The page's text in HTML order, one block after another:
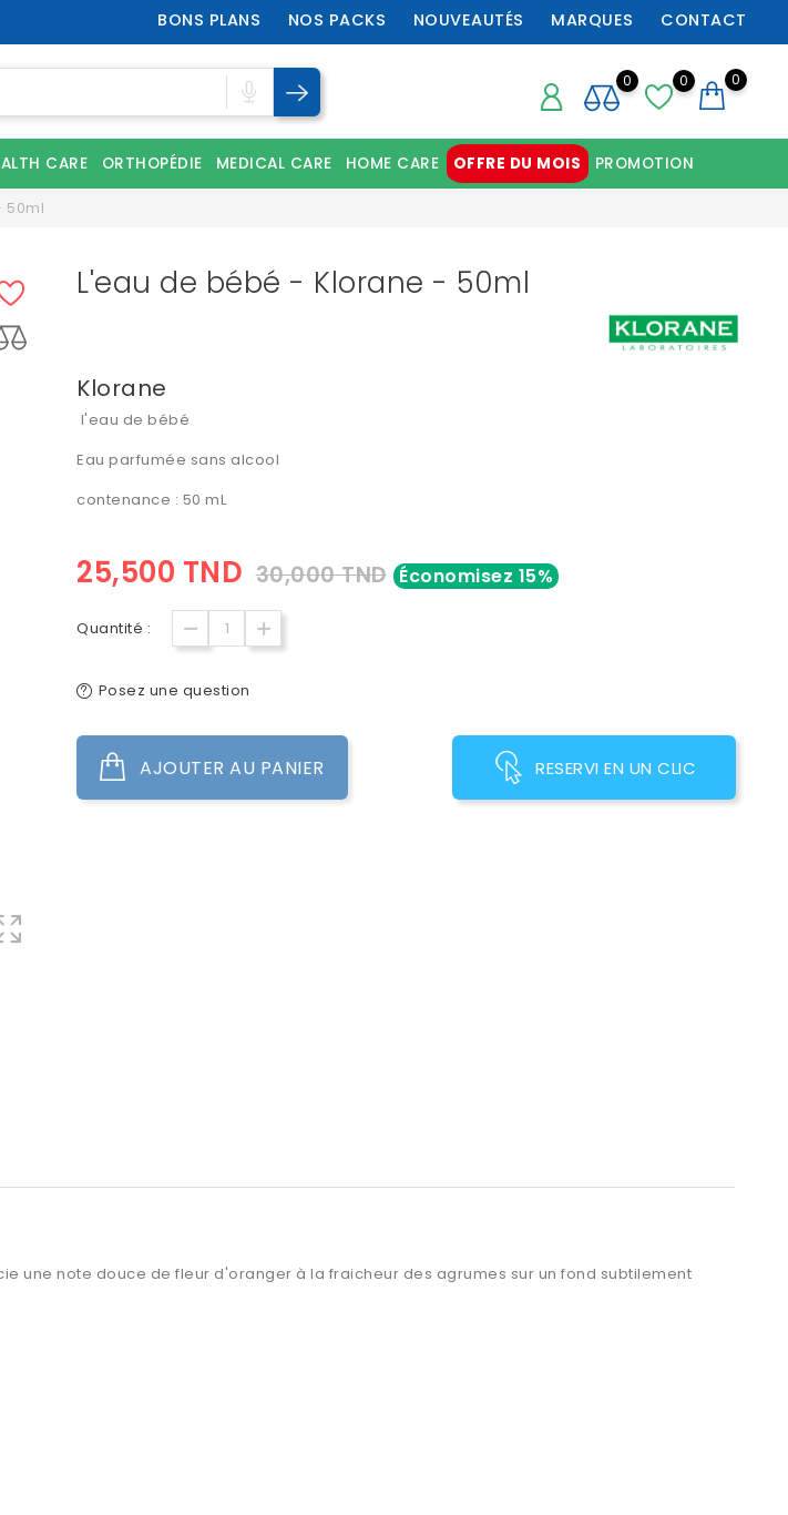
BONS PLANS NOS PACKS NOUVEAUTÉS MARQUES CONTACT
0 0
0
CARE ORTHOPÉDIE MEDICAL CARE HOME CARE OFFRE DU MOIS PROMOTION
50ml
L'eau de bébé - Klorane - 50ml
Klorane
l'eau de bébé
Eau parfumée sans alcool
contenance : 50 mL
25,500 TND 30,000 TND Économisez 15%
Quantité :
Posez une question
AJOUTER AU PANIER RESERVI EN UN CLIC
une note douce de fleur d'oranger à la fraicheur des agrumes sur un fond subtilement